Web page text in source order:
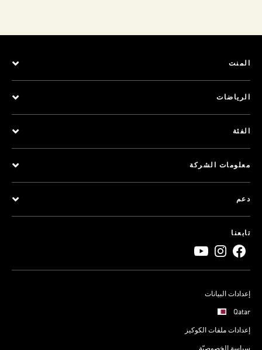
المنت
الرياضات
الفئة
معلومات الشركة
دعم
تابعنا
إعدادات البيانات
Qatar
إعدادات ملفات الكوكيز